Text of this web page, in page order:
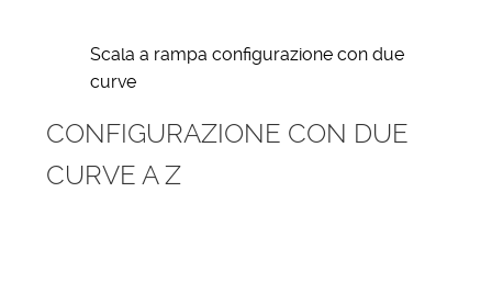
Scala a rampa configurazione con due
curve
CONFIGURAZIONE CON DUE
CURVE A Z